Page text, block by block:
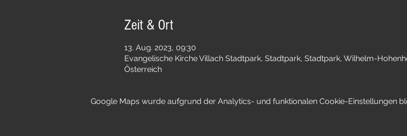
Zeit & Ort
13. Aug. 2023, 09:30
Evangelische Kirche Villach Stadtpark, Stadtpark, Stadtpark, Wilhelm-
Österreich
Google Maps wurde aufgrund der Analytics- und funktionalen Cookie-Einstellungen